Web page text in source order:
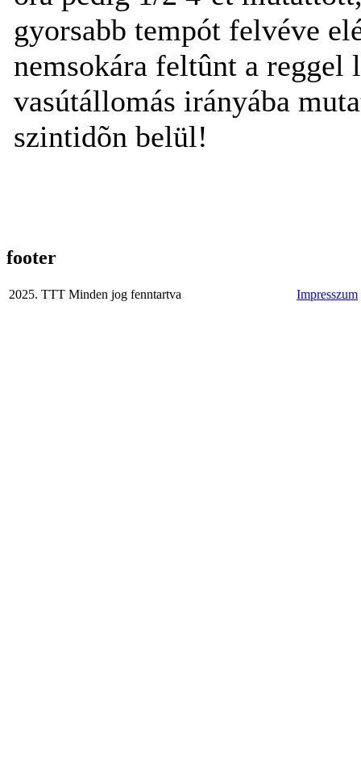
gyorsabb tempót felvéve
nemsokára feltûnt a
vasútállomás irányába
szintidõn belül!
footer
2025. TTT Minden jog fenntartva Impresszum